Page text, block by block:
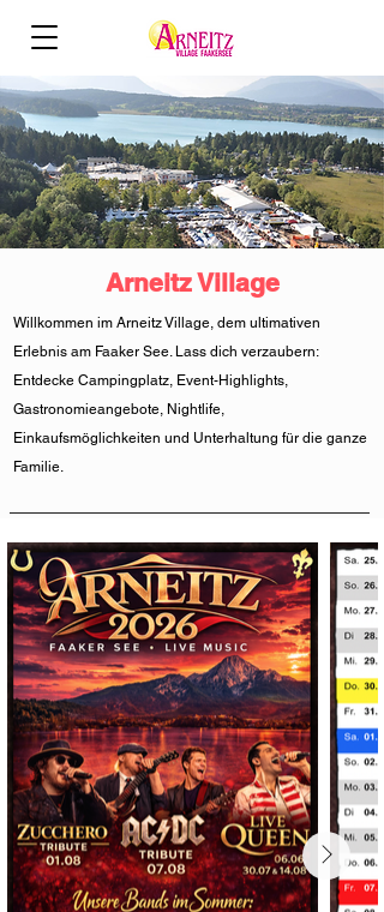
Arneitz Village
Willkommen im Arneitz Village, dem ultimativen
Erlebnis am Faaker See. Lass dich verzaubern:
Entdecke Campingplatz, Event-Highlights,
Gastronomieangebote, Nightlife,
Einkaufsmöglichkeiten und Unterhaltung für die ganze
Familie.​